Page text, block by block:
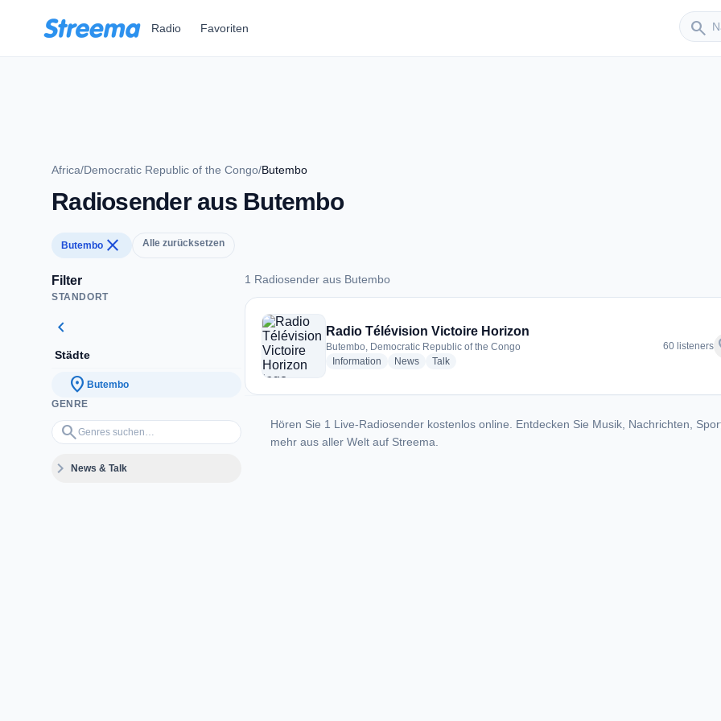
Radio Favoriten search
Sender
Africa/Democratic Republic of the Congo/Butembo
Radiosender aus Butembo
Butembo close Alle zurücksetzen
Filter
STANDORT
chevron_left
Städte
location_on Butembo
GENRE
search
Genres suchen…
expand_moreNews & Talk
1 Radiosender aus Butembo
1 Radiosender aus Butembo
Radio Télévision Victoire Horizon
Butembo, Democratic Republic of the Congo
Information radio stations
Newsradio stations
Talkradio stations
60 listeners
Hören Sie 1 Live-Radiosender kostenlos online. Entdecken Sie Musik, Nachrichten,
mehr aus aller Welt auf Streema.